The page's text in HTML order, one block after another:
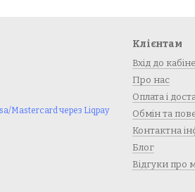
Клієнтам
Вхід до
Про нас
Оплата і
Обмін та
Контактна
Блог
Відгуки про